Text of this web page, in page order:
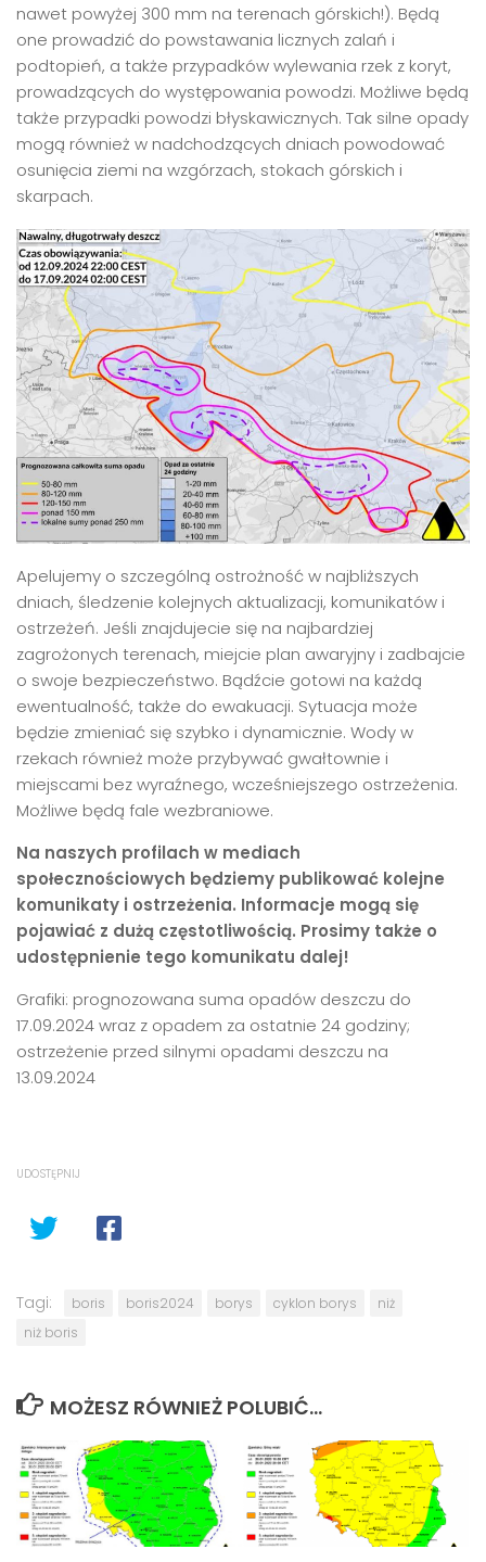
nawet powyżej 300 mm na terenach górskich!). Będą
one prowadzić do powstawania licznych zalań i
podtopień, a także przypadków wylewania rzek z koryt,
prowadzących do występowania powodzi. Możliwe będą
także przypadki powodzi błyskawicznych. Tak silne opady
mogą również w nadchodzących dniach powodować
osunięcia ziemi na wzgórzach, stokach górskich i
skarpach.
Apelujemy o szczególną ostrożność w najbliższych
dniach, śledzenie kolejnych aktualizacji, komunikatów i
ostrzeżeń. Jeśli znajdujecie się na najbardziej
zagrożonych terenach, miejcie plan awaryjny i zadbajcie
o swoje bezpieczeństwo. Bądźcie gotowi na każdą
ewentualność, także do ewakuacji. Sytuacja może
będzie zmieniać się szybko i dynamicznie. Wody w
rzekach również może przybywać gwałtownie i
miejscami bez wyraźnego, wcześniejszego ostrzeżenia.
Możliwe będą fale wezbraniowe.
Na naszych profilach w mediach
społecznościowych będziemy publikować kolejne
komunikaty i ostrzeżenia. Informacje mogą się
pojawiać z dużą częstotliwością. Prosimy także o
udostępnienie tego komunikatu dalej!
Grafiki: prognozowana suma opadów deszczu do
17.09.2024 wraz z opadem za ostatnie 24 godziny;
ostrzeżenie przed silnymi opadami deszczu na
13.09.2024
UDOSTĘPNIJ
Tagi: boris boris2024 borys cyklon borys
niż
niż boris
MOŻESZ RÓWNIEŻ POLUBIĆ…